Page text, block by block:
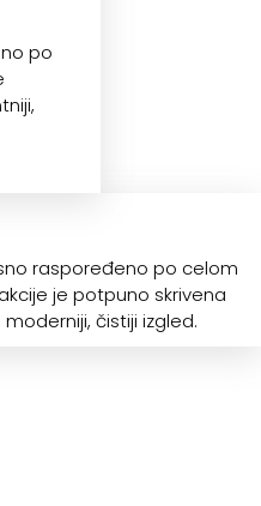
po
raspoređeno po celom
je potpuno skrivena
čistiji izgled.